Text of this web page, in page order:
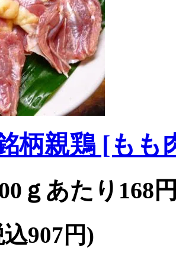
柄親鶏 [もも
ｇあたり168
907円)